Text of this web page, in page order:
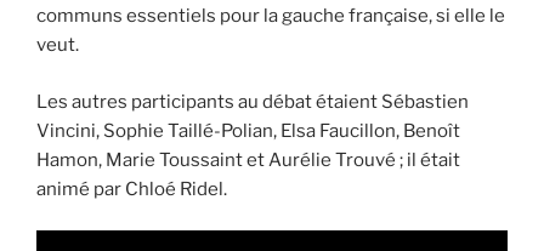
communs essentiels pour la gauche française, si elle le
veut.
Les autres participants au débat étaient Sébastien
Vincini, Sophie Taillé-Polian, Elsa Faucillon, Benoît
Hamon, Marie Toussaint et Aurélie Trouvé ; il était
animé par Chloé Ridel.